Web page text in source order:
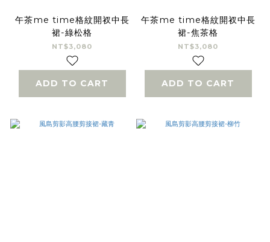
午茶me time格紋開衩中長
裙-綠松格
NT$3,080
ADD TO CART
午茶me time格紋開衩中長
裙-焦茶格
NT$3,080
ADD TO CART